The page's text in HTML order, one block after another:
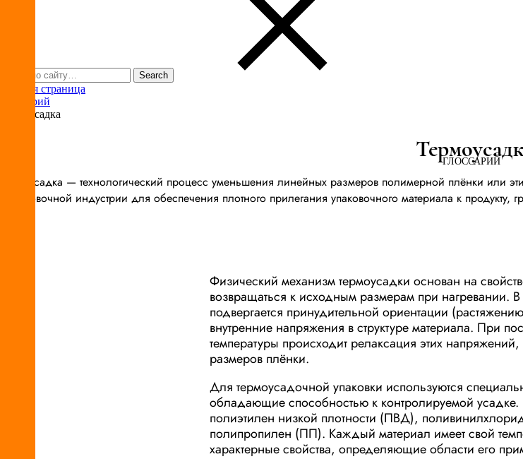
Главная страница
Глоссарий
Термоусадка
ГЛОССАРИЙ
Термоусадка — технологический процесс уменьшения линейных размеров полимерной плёнки или
в упаковочной индустрии для обеспечения плотного прилегания упаковочного материала к
Физический механизм термоусадки основан на
возвращаться к исходным размерам при нагревании.
подвергается принудительной ориентации
внутренние напряжения в структуре материала. При
температуры происходит релаксация этих
размеров плёнки.
Для термоусадочной упаковки используются
обладающие способностью к контролируемой
полиэтилен низкой плотности (ПВД),
полипропилен (ПП). Каждый материал имеет свой
характерные свойства, определяющие области его